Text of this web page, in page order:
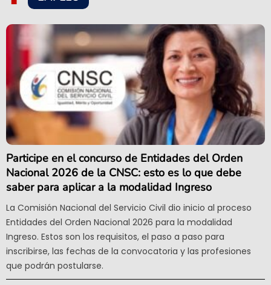
Participe en el concurso de Entidades del Orden
Nacional 2026 de la CNSC: esto es lo que debe
saber para aplicar a la modalidad Ingreso
La Comisión Nacional del Servicio Civil dio inicio al proceso
Entidades del Orden Nacional 2026 para la modalidad
Ingreso. Estos son los requisitos, el paso a paso para
inscribirse, las fechas de la convocatoria y las profesiones
que podrán postularse.